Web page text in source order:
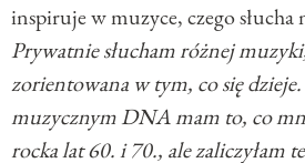
inspiruje w muzyce, czego słucha
Prywatnie słucham różnej
zorientowana w tym, co się
muzycznym DNA mam to, co
rocka lat 60. i 70., ale zaliczyłam